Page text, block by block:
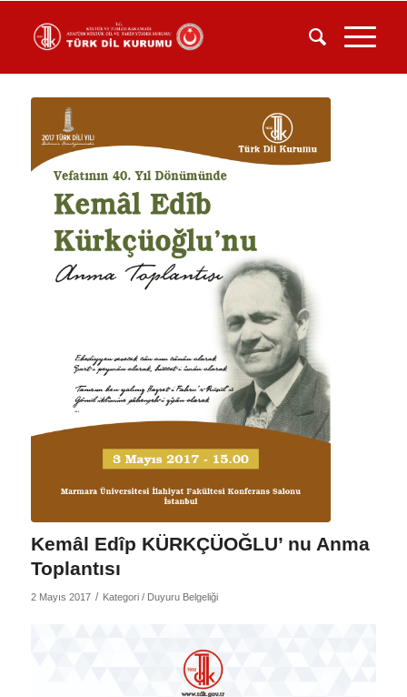
Kemâl Edîp KÜRKÇÜOĞLU’ nu Anma
Toplantısı
2 Mayıs 2017 / Kategori / Duyuru Belgeliği